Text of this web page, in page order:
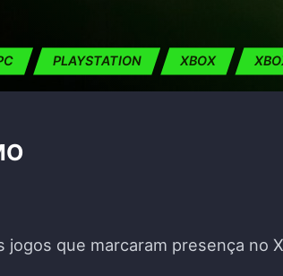
PLAYSTATION XBOX
que marcaram presença no